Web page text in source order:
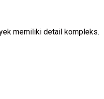
memiliki detail kompleks.